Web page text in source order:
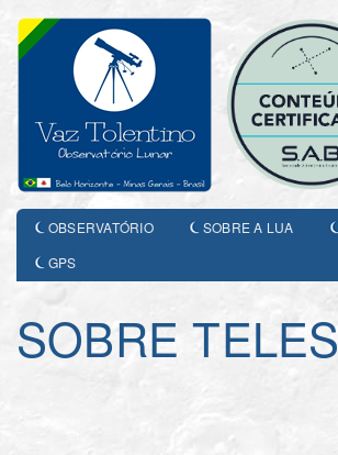
OBSERVATÓRIO SOBRE A LUA
GPS
SOBRE